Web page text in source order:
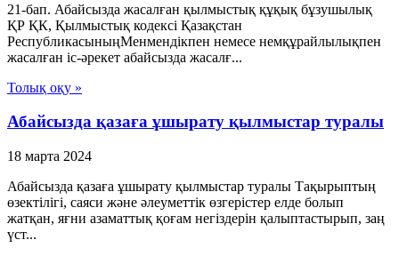
21-бап. Абайсызда жасалған қылмыстық құқық бұзушылық
ҚР ҚК, Қылмыстық кодексi Қазақстан
РеспубликасыныңМенмендiкпен немесе немқұрайлылықпен
жасалған іс-әрекет абайсызда жасалғ...
Толық оқу »
Абайсызда қазаға ұшырату қылмыстар туралы
18 марта 2024
Абайсызда қазаға ұшырату қылмыстар туралы Тақырыптың
өзектілігі, саяси және әлеуметтік өзгерістер елде болып
жатқан, яғни азаматтық қоғам негіздерін қалыптастырып, заң
үст...